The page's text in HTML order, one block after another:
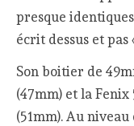
presque
écrit dessus et pas
Son boitier de
(47mm) et la Fenix
(51mm). Au niveau